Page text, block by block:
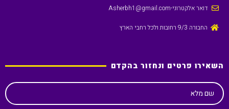
דואר אלקטרוני-Asherbh1@gmail.com
החבורה 9/3 רחובות ולכל רחבי הארץ
השאירו פרטים ונחזור בהקדם
שם מלא